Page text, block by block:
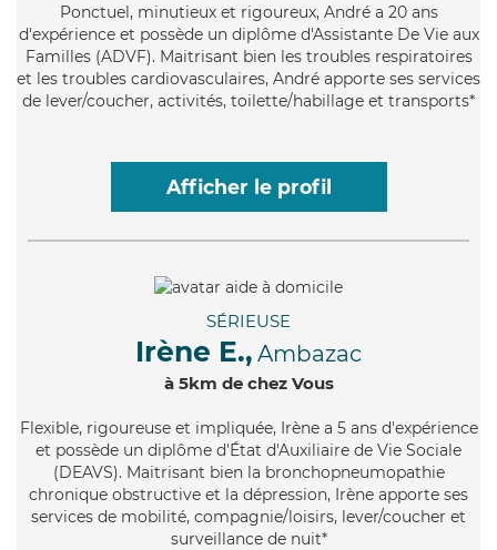
Ponctuel, minutieux et rigoureux, André a 20 ans
d'expérience et possède un diplôme d'Assistante De Vie aux
Familles (ADVF). Maitrisant bien les troubles respiratoires
et les troubles cardiovasculaires, André apporte ses services
de lever/coucher, activités, toilette/habillage et transports*
Afficher le profil
SÉRIEUSE
Irène E., Ambazac
à 5km de chez Vous
Flexible, rigoureuse et impliquée, Irène a 5 ans d'expérience
et possède un diplôme d'État d'Auxiliaire de Vie Sociale
(DEAVS). Maitrisant bien la bronchopneumopathie
chronique obstructive et la dépression, Irène apporte ses
services de mobilité, compagnie/loisirs, lever/coucher et
surveillance de nuit*